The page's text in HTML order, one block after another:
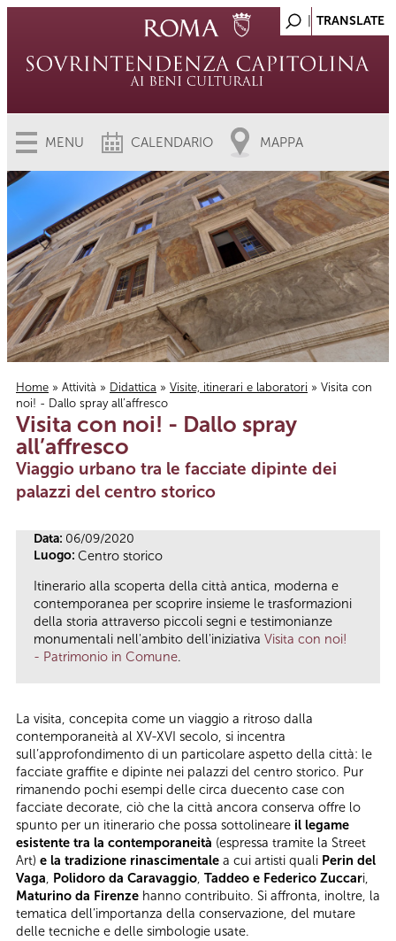
MENU CALENDARIO MAPPA
Tu sei qui
Home » Attività » Didattica » Visite, itinerari e laboratori » Visita con
noi! - Dallo spray all’affresco
Visita con noi! - Dallo spray
all’affresco
Viaggio urbano tra le facciate dipinte dei
palazzi del centro storico
Data: 06/09/2020
Luogo: Centro storico
Itinerario alla scoperta della città antica, moderna e
contemporanea per scoprire insieme le trasformazioni
della storia attraverso piccoli segni e testimonianze
monumentali nell'ambito dell'iniziativa Visita con noi!
- Patrimonio in Comune.
La visita, concepita come un viaggio a ritroso dalla
contemporaneità al XV-XVI secolo, si incentra
sull’approfondimento di un particolare aspetto della città: le
facciate graffite e dipinte nei palazzi del centro storico. Pur
rimanendo pochi esempi delle circa duecento case con
facciate decorate, ciò che la città ancora conserva offre lo
spunto per un itinerario che possa sottolineare il legame
esistente tra la contemporaneità (espressa tramite la Street
Art) e la tradizione rinascimentale a cui artisti quali Perin del
Vaga, Polidoro da Caravaggio, Taddeo e Federico Zuccari,
Maturino da Firenze hanno contribuito. Si affronta, inoltre, la
tematica dell’importanza della conservazione, del mutare
delle tecniche e delle simbologie usate.